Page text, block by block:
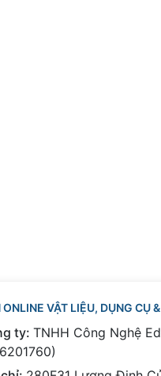
ONLINE VẬT LIỆU, DỤNG CỤ
ty: TNHH Công Nghệ